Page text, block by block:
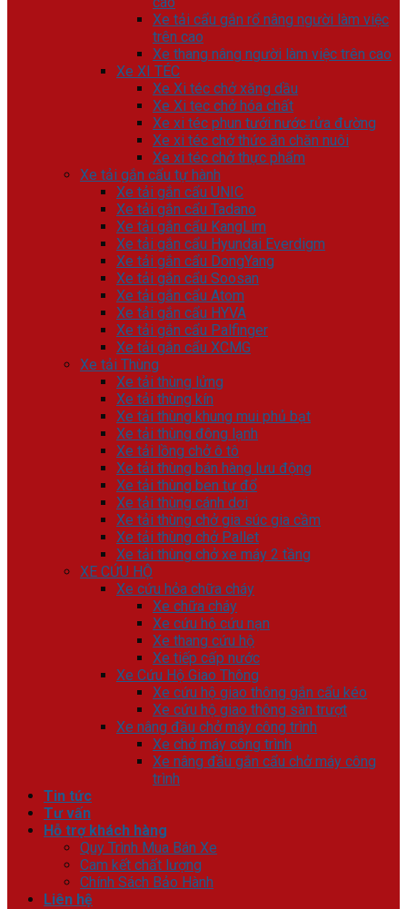
Xe tải cẩu gắn rổ nâng người làm việc
trên cao
Xe thang nâng người làm việc trên cao
Xe XI TÉC
Xe Xi téc chở xăng dầu
Xe Xi tec chở hóa chất
Xe xi téc phun tưới nước rửa đường
Xe xi téc chở thức ăn chăn nuôi
Xe xi téc chở thực phẩm
Xe tải gắn cẩu tự hành
Xe tải gắn cẩu UNIC
Xe tải gắn cẩu Tadano
Xe tải gắn cẩu KangLim
Xe tải gắn cẩu Hyundai Everdigm
Xe tải gắn cẩu DongYang
Xe tải gắn cẩu Soosan
Xe tải gắn cẩu Atom
Xe tải gắn cẩu HYVA
Xe tải gắn cẩu Palfinger
Xe tải gắn cẩu XCMG
Xe tải Thùng
Xe tải thùng lửng
Xe tải thùng kín
Xe tải thùng khung mui phủ bạt
Xe tải thùng đông lạnh
Xe tải lồng chở ô tô
Xe tải thùng bán hàng lưu động
Xe tải thùng ben tự đổ
Xe tải thùng cánh dơi
Xe tải thùng chở gia súc gia cầm
Xe tải thùng chở Pallet
Xe tải thùng chở xe máy 2 tầng
XE CỨU HỘ
Xe cứu hỏa chữa cháy
Xe chữa cháy
Xe cứu hộ cứu nạn
Xe thang cứu hộ
Xe tiếp cấp nước
Xe Cứu Hộ Giao Thông
Xe cứu hộ giao thông gắn cẩu kéo
Xe cứu hộ giao thông sàn trượt
Xe nâng đầu chở máy công trình
Xe chở máy công trình
Xe nâng đầu gắn cẩu chở máy công
trình
Tin tức
Tư vấn
Hỗ trợ khách hàng
Quy Trình Mua Bán Xe
Cam kết chất lượng
Chính Sách Bảo Hành
Liên hệ